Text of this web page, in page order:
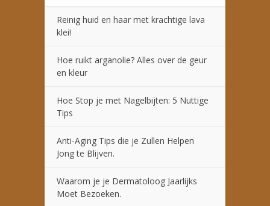
Reinig huid en haar met krachtige lava
klei!
Hoe ruikt arganolie? Alles over de geur
en kleur
Hoe Stop je met Nagelbijten: 5 Nuttige
Tips
Anti-Aging Tips die je Zullen Helpen
Jong te Blijven.
Waarom je je Dermatoloog Jaarlijks
Moet Bezoeken.